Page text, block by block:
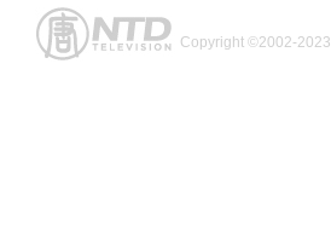
Copyright ©2002-2023